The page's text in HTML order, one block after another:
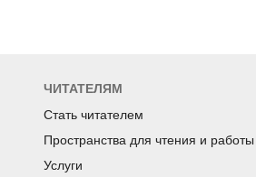
ЧИТАТЕЛЯМ
Стать читателем
Пространства для чтения и работы
Услуги